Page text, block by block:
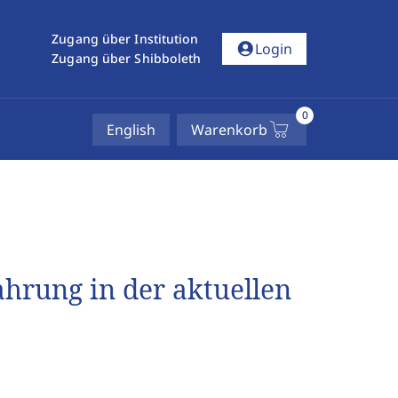
Zugang über Institution
Zugang über Shibboleth
account_circleLogin
English Warenkorb
0
in der aktuellen